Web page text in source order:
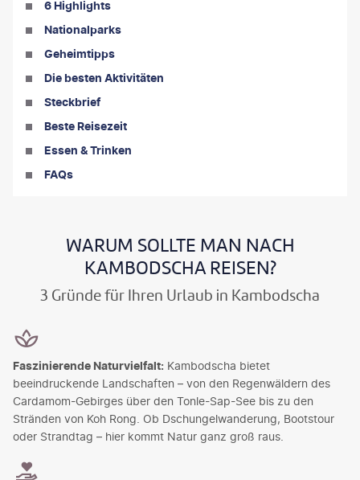
6 Highlights
Nationalparks
Geheimtipps
Die besten Aktivitäten
Steckbrief
Beste Reisezeit
Essen & Trinken
FAQs
WARUM SOLLTE MAN NACH
KAMBODSCHA REISEN?
3 Gründe für Ihren Urlaub in Kambodscha
Faszinierende Naturvielfalt: Kambodscha bietet
beeindruckende Landschaften – von den Regenwäldern des
Cardamom-Gebirges über den Tonle-Sap-See bis zu den
Stränden von Koh Rong. Ob Dschungelwanderung, Bootstour
oder Strandtag – hier kommt Natur ganz groß raus.